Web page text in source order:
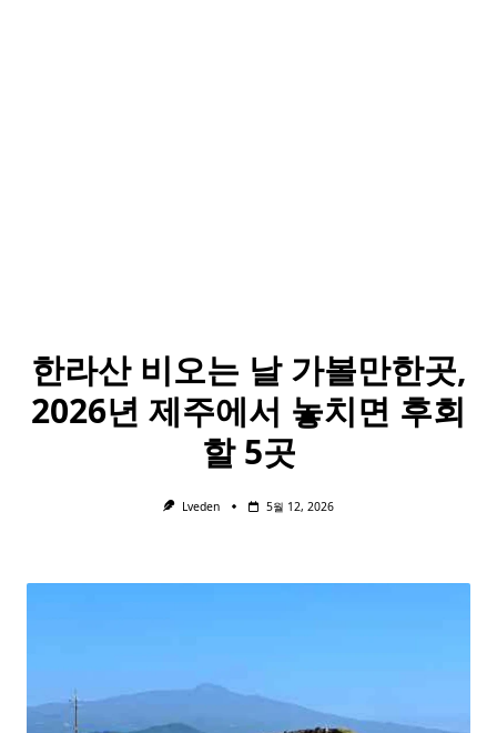
한라산 비오는 날 가볼만한곳,
2026년 제주에서 놓치면 후회
할 5곳
Lveden 5월 12, 2026